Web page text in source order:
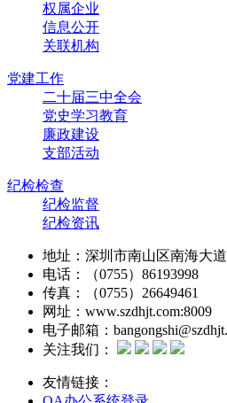
权属企业
信息公开
关联机构
党建工作
二十届三中全会
党史学习教育
廉政建设
支部活动
纪检检查
纪检监督
纪检资讯
地址：深圳市南山区南海大
电话：（0755）86193998
传真：（0755）26649461
网址：www.szdhjt.com:8009
电子邮箱：
关注我们：
友情链接：